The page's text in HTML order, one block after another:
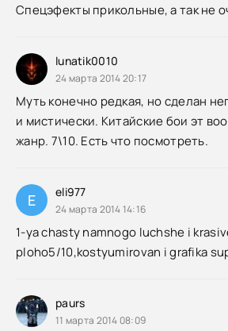
Спецэфекты прикольные, а так не
lunatik0010
24 марта 2014 20:17
Муть конечно редкая, но сделан
и мистически. Китайские бои эт
жанр. 7\10. Есть что посмотреть.
E eli977
24 марта 2014 14:16
1-ya chasty namnogo luchshe i
ploho5/10,kostyumirovan i grafika
paurs
11 марта 2014 08:09